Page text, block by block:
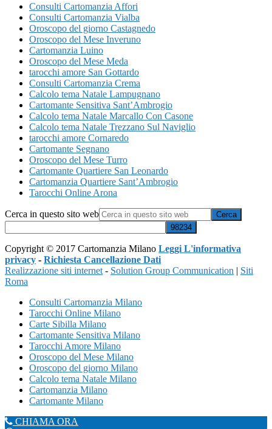
Consulti Cartomanzia Affori
Consulti Cartomanzia Vialba
Oroscopo del giorno Castagnedo
Oroscopo del Mese Inveruno
Cartomanzia Luino
Oroscopo del Mese Meda
tarocchi amore San Gottardo
Consulti Cartomanzia Crema
Calcolo tema Natale Lampugnano
Cartomante Sensitiva Sant’Ambrogio
Calcolo tema Natale Marcallo Con Casone
Calcolo tema Natale Trezzano Sul Naviglio
tarocchi amore Cornaredo
Cartomante Segnano
Oroscopo del Mese Turro
Cartomante Quartiere San Leonardo
Cartomanzia Quartiere Sant’Ambrogio
Tarocchi Online Arona
Cerca in questo sito web
Copyright © 2017 Cartomanzia Milano Leggi L'informativa
privacy - Richiesta Cancellazione Dati
Realizzazione siti internet - Solution Group Communication | Siti
Roma
Consulti Cartomanzia Milano
Tarocchi Online Milano
Carte Sibilla Milano
Cartomante Sensitiva Milano
Tarocchi Amore Milano
Oroscopo del Mese Milano
Oroscopo del giorno Milano
Calcolo tema Natale Milano
Cartomanzia Milano
Cartomante Milano
CHIAMA ORA